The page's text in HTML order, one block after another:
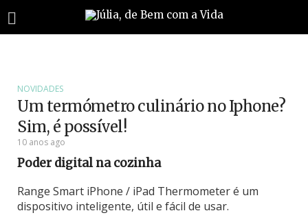
NOVIDADES
Um termómetro culinário no Iphone?
Sim, é possível!
10 anos ago
Poder digital na cozinha
Range Smart iPhone / iPad Thermometer é um
dispositivo inteligente, útil e fácil de usar.